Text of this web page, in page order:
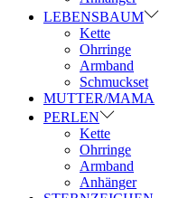
LEBENSBAUM
Kette
Ohrringe
Armband
Schmuckset
MUTTER/MAMA
PERLEN
Kette
Ohrringe
Armband
Anhänger